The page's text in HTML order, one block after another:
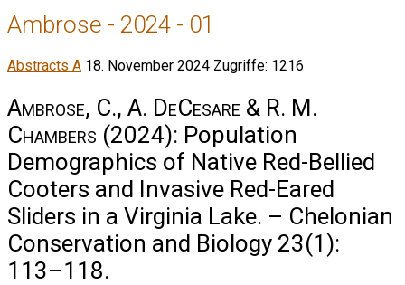
Ambrose - 2024 - 01
Abstracts A 18. November 2024 Zugriffe: 1216
Ambrose, C., A. DeCesare & R. M.
Chambers (2024): Population
Demographics of Native Red-Bellied
Cooters and Invasive Red-Eared
Sliders in a Virginia Lake. – Chelonian
Conservation and Biology 23(1):
113–118.